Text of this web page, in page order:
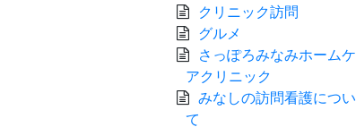
クリニック訪問
グルメ
さっぽろみなみホームケ
アクリニック
みなしの訪問看護につい
て